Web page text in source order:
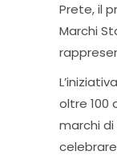
Prete, il
Marchi
oltre 100
marchi
celebrare